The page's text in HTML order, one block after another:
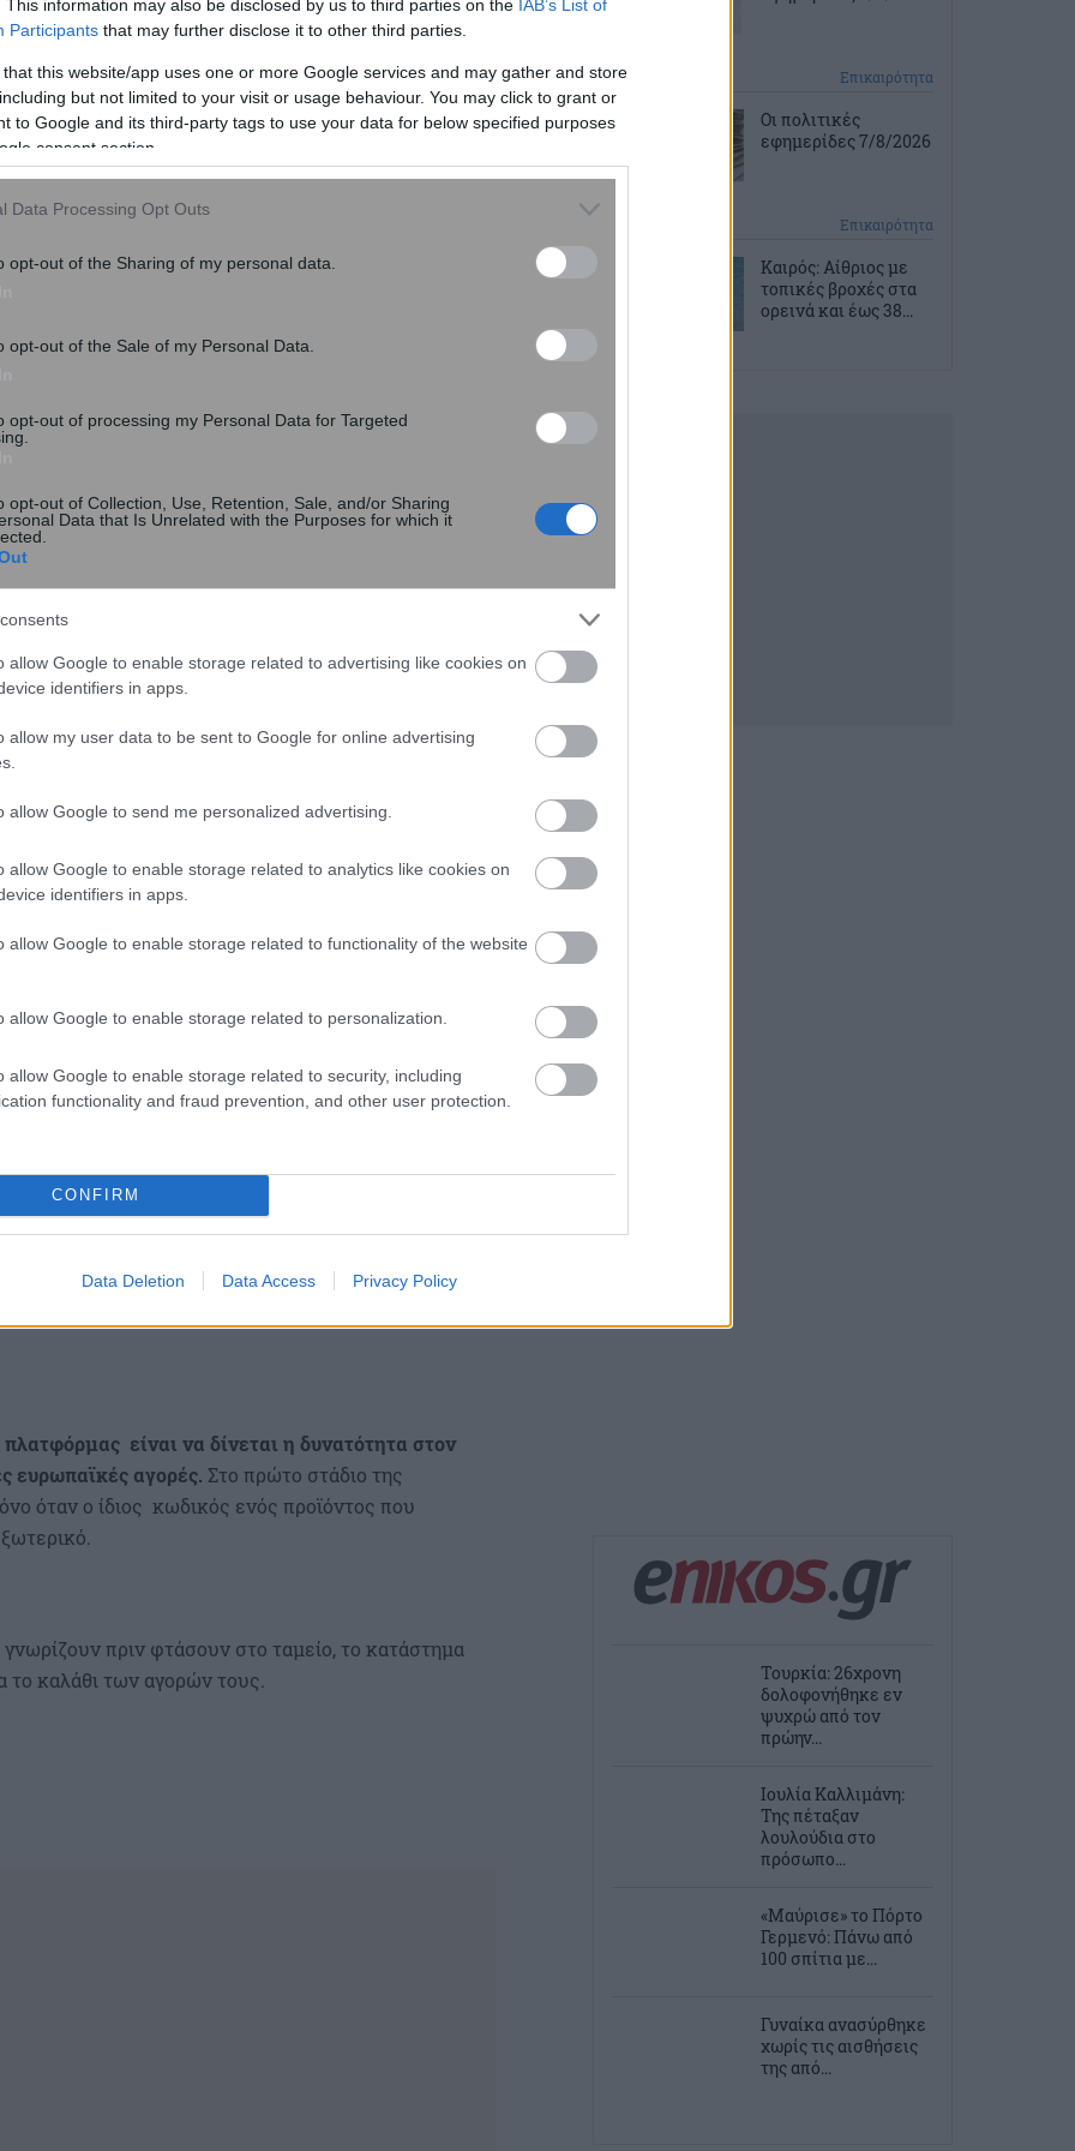
This information may also be disclosed by us to third parties on the IAB’s List of
Participants that may further disclose it to other third parties.
that this website/app uses one or more Google services and may gather and store
but not limited to your visit or usage behaviour. You may click to grant or
to Google and its third-party tags to use your data for below specified purposes
consent section.
Data Processing Opt Outs
opt-out of the Sharing of my personal data.
opt-out of the Sale of my Personal Data.
opt-out of processing my Personal Data for Targeted
opt-out of Collection, Use, Retention, Sale, and/or Sharing
Data that Is Unrelated with the Purposes for which it
allow Google to enable storage related to advertising like cookies on
identifiers in apps.
allow my user data to be sent to Google for online advertising
allow Google to send me personalized advertising.
allow Google to enable storage related to analytics like cookies on
identifiers in apps.
allow Google to enable storage related to functionality of the website
allow Google to enable storage related to personalization.
allow Google to enable storage related to security, including
functionality and fraud prevention, and other user protection.
CONFIRM
Data Deletion Data Access Privacy Policy
όπου θα είναι συγκεντρωμένα:
προϊόντα καθημερινής κατανάλωσης.Ενδεικτικά
χαρτικά και είδη προσωπικής φροντίδας
ιδιωτικής ετικέτας (private label) αλλά και ορισμένα
νωπά προϊόντα όπου υπάρχει σαφής
λειτουργεί η εφαρμογή. Ειδικότερα:
που επιθυμεί μέσω της μπάρας αναζήτησης ή
και το σύστημα θα βγάζει τα αποτελέσματα
από διαφορετικές αλυσίδες σούπερ
το ψηφιακό καλάθι , όπου θα
υπολογίζεται αυτόματα το συνολικό κόστος ανά
για το ποιο κατάστημα προσφέρει τη
αγορών.
ο καταναλωτής θα μπορεί να παρακολουθεί σε
των προϊόντων και να βρίσκει τις πιο οικονομικές
είναι να δίνεται η δυνατότητα στον
ευρωπαϊκές αγορές. Στο πρώτο στάδιο της
όταν ο ίδιος κωδικός ενός προϊόντος που
πριν φτάσουν στο ταμείο, το κατάστημα
το καλάθι των αγορών τους.
2 ώρες πριν Επικαιρότητα
Οι πολιτικές
εφημερίδες 7/8/2026
Επικαιρότητα
Καιρός: Αίθριος με
τοπικές βροχές στα
ορεινά και έως 38...
Τουρκία: 26χρονη
δολοφονήθηκε εν
ψυχρώ από τον
πρώην...
Ιουλία Καλλιμάνη:
Της πέταξαν
λουλούδια στο
πρόσωπο...
«Μαύρισε» το Πόρτο
Γερμενό: Πάνω από
100 σπίτια με...
Γυναίκα ανασύρθηκε
χωρίς τις αισθήσεις
της από...